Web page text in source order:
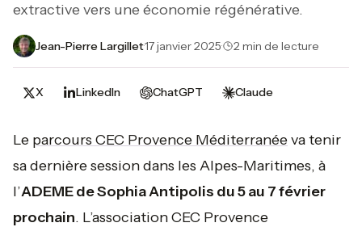
extractive vers une économie régénérative.
Jean-Pierre Largillet·17 janvier 2025· 2 min de lecture
X LinkedIn ChatGPT Claude
Le parcours CEC Provence Méditerranéeva tenir
sa dernière session dans les Alpes-Maritimes, à
l’ADEME de Sophia Antipolis du 5 au 7 février
prochain. L’association CEC Provence